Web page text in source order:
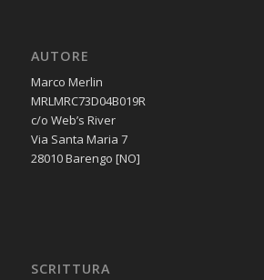
AUTORE
Marco Merlin
MRLMRC73D04B019R
c/o Web’s River
Via Santa Maria 7
28010 Barengo [NO]
SCRITTURA